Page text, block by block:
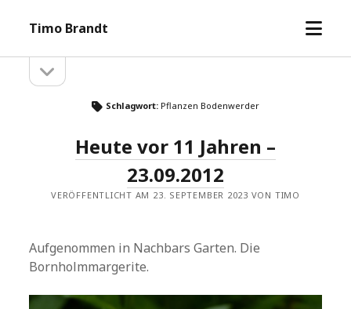
Timo Brandt
Menü
Seitenleiste
öffnen
Schlagwort: Pflanzen Bodenwerder
Heute vor 11 Jahren –
23.09.2012
VERÖFFENTLICHT AM 23. SEPTEMBER 2023 VON TIMO
Aufgenommen in Nachbars Garten. Die
Bornholmmargerite.